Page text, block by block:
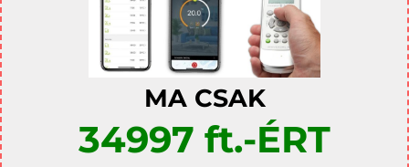
MA CSAK
34997 ft.-ÉRT